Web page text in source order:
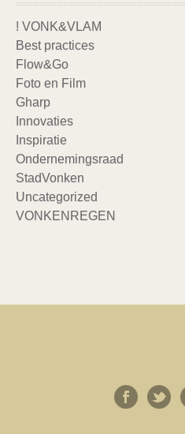
! VONK&VLAM
Best practices
Flow&Go
Foto en Film
Gharp
Innovaties
Inspiratie
Ondernemingsraad
StadVonken
Uncategorized
VONKENREGEN